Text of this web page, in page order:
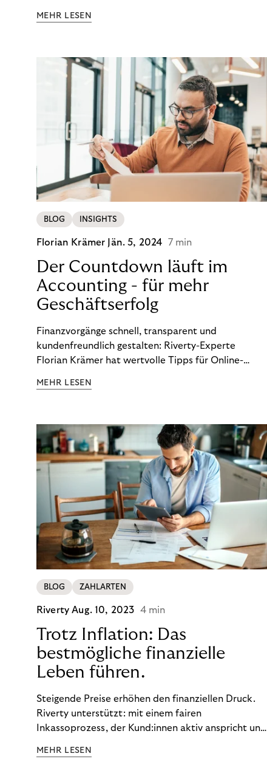
Ergebnisse sichern. Riverty zeigt, wie Recovery-
MEHR LESEN
BLOG INSIGHTS
Florian Krämer Jän. 5, 2024 7 min
Der Countdown läuft im
Accounting - für mehr
Geschäftserfolg
Finanzvorgänge schnell, transparent und
kundenfreundlich gestalten: Riverty-Experte
Florian Krämer hat wertvolle Tipps für Online-
möchten.
MEHR LESEN
BLOG ZAHLARTEN
RivertyAug. 10, 2023 4 min
Trotz Inflation: Das
bestmögliche finanzielle
Leben führen.
Steigende Preise erhöhen den finanziellen Druck.
Riverty unterstützt: mit einem fairen
Inkassoprozess, der Kund:innen aktiv anspricht und
Finanzbildung ermöglicht. So bleiben Menschen
MEHR LESEN